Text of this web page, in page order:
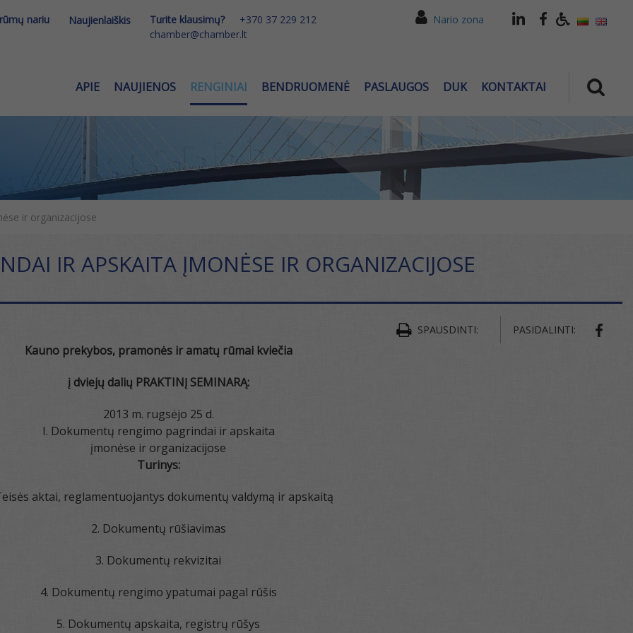
nariu Naujienlaiškis Turite klausimų?
+370 37 229 212
chamber@chamber.lt
Nario zona
APIE NAUJIENOS RENGINIAI BENDRUOMENĖ PASLAUGOS DUK KONTAKTAI
ir organizacijose
IR APSKAITA ĮMONĖSE IR ORGANIZACIJOSE
SPAUSDINTI: PASIDALINTI:
Kauno prekybos, pramonės ir amatų rūmai kviečia
į dviejų dalių PRAKTINĮ SEMINARĄ:
2013 m. rugsėjo 25 d.
I. Dokumentų rengimo pagrindai ir apskaita
įmonėse ir organizacijose
Turinys:
aktai, reglamentuojantys dokumentų valdymą ir apskaitą
2. Dokumentų rūšiavimas
3. Dokumentų rekvizitai
4. Dokumentų rengimo ypatumai pagal rūšis
5. Dokumentų apskaita, registrų rūšys